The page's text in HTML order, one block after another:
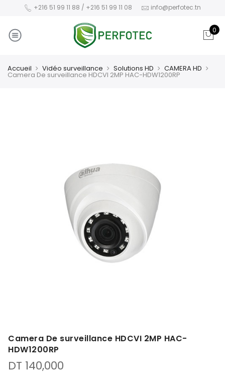
+216 51 99 11 88 / +216 51 99 11 08 info@perfotec.tn
0
Accueil Vidéo surveillance Solutions HD CAMERA HD
Camera De surveillance HDCVI 2MP HAC-HDW1200RP
Camera De surveillance HDCVI 2MP HAC-
HDW1200RP
DT 140,000